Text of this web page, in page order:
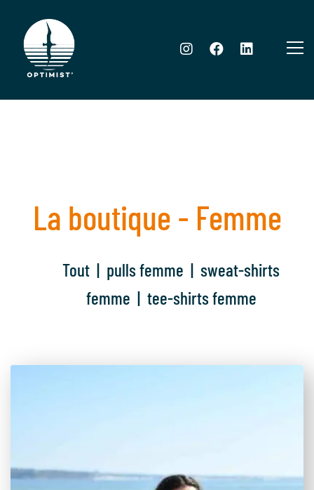
La boutique - Femme
Tout | pulls femme | sweat-shirts
femme | tee-shirts femme